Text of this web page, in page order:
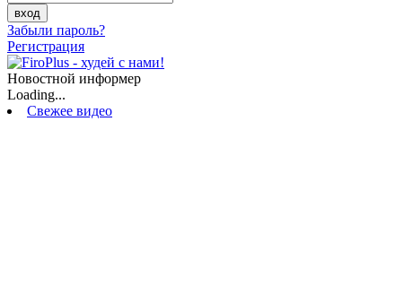
Забыли пароль?
Регистрация
Новостной информер
Loading...
Свежее видео